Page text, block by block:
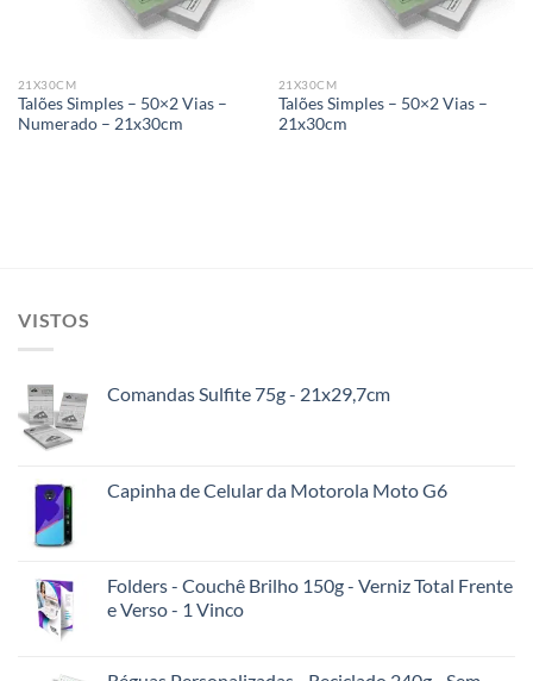
21X30CM
Talões Simples – 50×2 Vias –
Numerado – 21x30cm
21X30CM
Talões Simples – 50×2 Vias –
21x30cm
VISTOS
Comandas Sulfite 75g - 21x29,7cm
Capinha de Celular da Motorola Moto G6
Folders - Couchê Brilho 150g - Verniz Total Frente
e Verso - 1 Vinco